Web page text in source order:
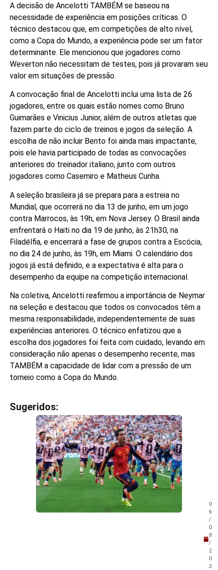
A decisão de Ancelotti TAMBÉM se baseou na
necessidade de experiência em posições críticas. O
técnico destacou que, em competições de alto nível,
como a Copa do Mundo, a experiência pode ser um fator
determinante. Ele mencionou que jogadores como
Weverton não necessitam de testes, pois já provaram seu
valor em situações de pressão.
A convocação final de Ancelotti inclui uma lista de 26
jogadores, entre os quais estão nomes como Bruno
Guimarães e Vinicius Junior, além de outros atletas que
fazem parte do ciclo de treinos e jogos da seleção. A
escolha de não incluir Bento foi ainda mais impactante,
pois ele havia participado de todas as convocações
anteriores do treinador italiano, junto com outros
jogadores como Casemiro e Matheus Cunha.
A seleção brasileira já se prepara para a estreia no
Mundial, que ocorrerá no dia 13 de junho, em um jogo
contra Marrocos, às 19h, em Nova Jersey. O Brasil ainda
enfrentará o Haiti no dia 19 de junho, às 21h30, na
Filadélfia, e encerrará a fase de grupos contra a Escócia,
no dia 24 de junho, às 19h, em Miami. O calendário dos
jogos já está definido, e a expectativa é alta para o
desempenho da equipe na competição internacional.
Na coletiva, Ancelotti reafirmou a importância de Neymar
na seleção e destacou que todos os convocados têm a
mesma responsabilidade, independentemente de suas
experiências anteriores. O técnico enfatizou que a
escolha dos jogadores foi feita com cuidado, levando em
consideração não apenas o desempenho recente, mas
TAMBÉM a capacidade de lidar com a pressão de um
torneio como a Copa do Mundo.
Sugeridos:
0
6
/
0
8
/
2
0
2